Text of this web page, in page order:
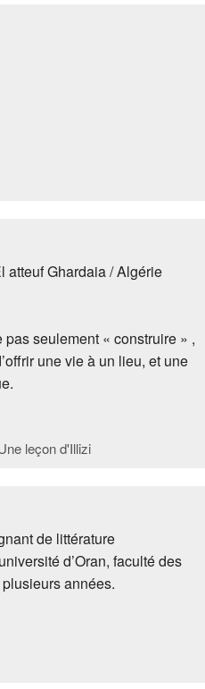
atteuf Ghardaia / Algérie
seulement « construire » ,
une vie à un lieu, et une
leçon d'Illizi
de littérature
d’Oran, faculté des
années.